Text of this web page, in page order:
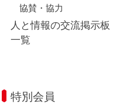
協賛・協力
人と情報の交流掲示板
一覧
特別会員